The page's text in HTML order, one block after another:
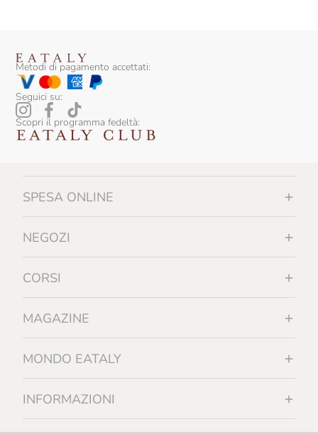
Metodi di pagamento accettati:
Seguici su:
Scopri il programma fedeltà:
SPESA ONLINE
NEGOZI
CORSI
MAGAZINE
MONDO EATALY
INFORMAZIONI